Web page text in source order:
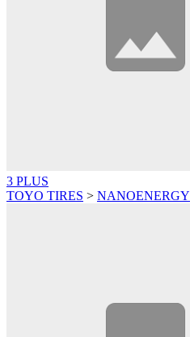
3 PLUS
TOYO TIRES > NANOENERGY